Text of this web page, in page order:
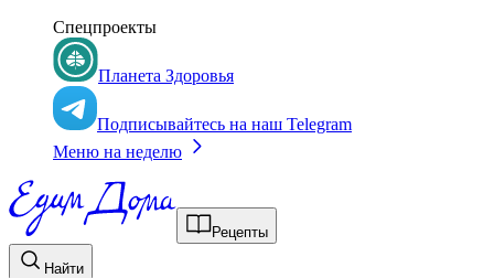
Спецпроекты
Планета Здоровья
Подписывайтесь на наш Telegram
Меню на неделю
Рецепты
Найти